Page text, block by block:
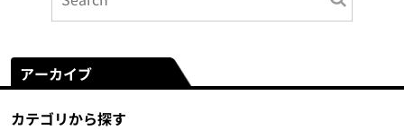
アーカイブ
カテゴリから探す